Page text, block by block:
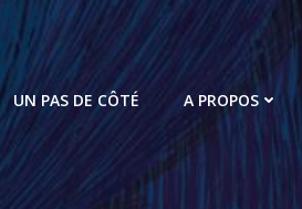
UN PAS DE CÔTÉ A PROPOS